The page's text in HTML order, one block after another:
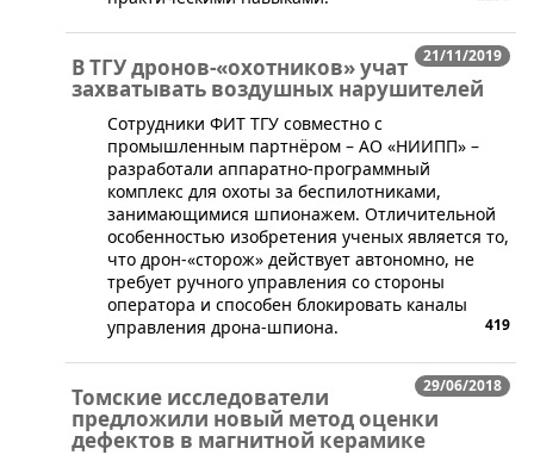
21/11/2019
В ТГУ дронов-«охотников» учат
захватывать воздушных нарушителей
​Сотрудники ФИТ ТГУ совместно с
промышленным партнёром – АО «НИИПП» –
разработали аппаратно-программный
комплекс для охоты за беспилотниками,
занимающимися шпионажем. Отличительной
особенностью изобретения ученых является то,
что дрон-«сторож» действует автономно, не
требует ручного управления со стороны
оператора и способен блокировать каналы
управления дрона-шпиона.
419
29/06/2018
Томские исследователи
предложили новый метод оценки
дефектов в магнитной керамике